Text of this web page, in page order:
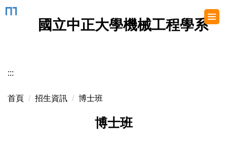
跳
國立中正大學機械工程學系
:::
首頁 招生資訊 博士班
博士班